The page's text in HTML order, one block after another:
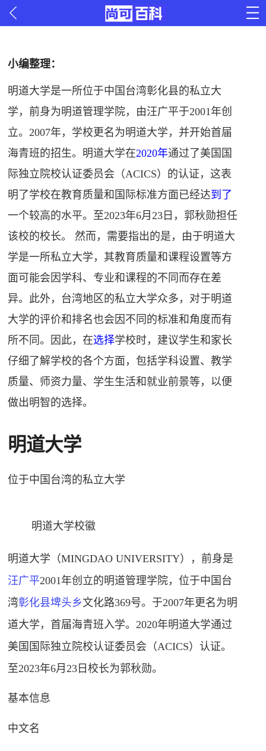
小编整理：
明道大学是一所位于中国台湾彰化县的私立大
学，前身为明道管理学院，由汪广平于2001年创
立。2007年，学校更名为明道大学，并开始首届
海青班的招生。明道大学在2020年通过了美国国
际独立院校认证委员会（ACICS）的认证，这表
明了学校在教育质量和国际标准方面已经达到了
一个较高的水平。至2023年6月23日，郭秋勋担任
该校的校长。 然而，需要指出的是，由于明道大
学是一所私立大学，其教育质量和课程设置等方
面可能会因学科、专业和课程的不同而存在差
异。此外，台湾地区的私立大学众多，对于明道
大学的评价和排名也会因不同的标准和角度而有
所不同。因此，在选择学校时，建议学生和家长
仔细了解学校的各个方面，包括学科设置、教学
质量、师资力量、学生生活和就业前景等，以便
做出明智的选择。
明道大学
位于中国台湾的私立大学
明道大学校徽
明道大学（MINGDAO UNIVERSITY），前身是
汪广平2001年创立的明道管理学院，位于中国台
湾彰化县埤头乡文化路369号。于2007年更名为明
道大学，首届海青班入学。2020年明道大学通过
美国国际独立院校认证委员会（ACICS）认证。
至2023年6月23日校长为郭秋勋。
基本信息
中文名